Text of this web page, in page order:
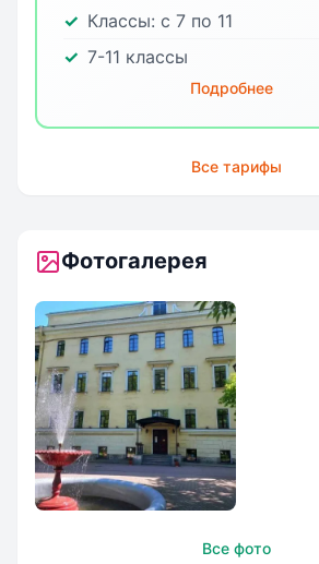
Классы: с 7 по 11
7-11 классы
Подробнее
Все тарифы
Фотогалерея
Все фото